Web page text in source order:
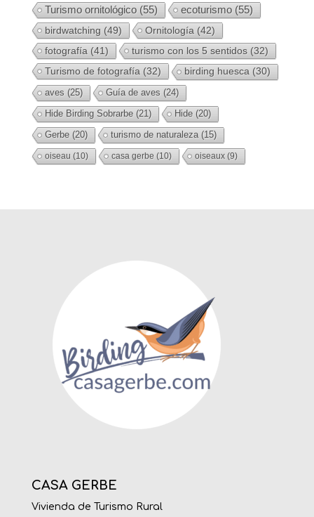
Turismo ornitológico(55) ecoturismo(55)
birdwatching (49) Ornitología(42)
fotografía(41) turismo con los 5 sentidos(32)
Turismo de fotografía(32) birding huesca(30)
aves (25) Guía de aves (24)
Hide Birding Sobrarbe(21) Hide(20)
Gerbe(20) turismo de naturaleza(15)
oiseau (10) casa gerbe (10) oiseaux(9)
CASA GERBE
Vivienda de Turismo Rural